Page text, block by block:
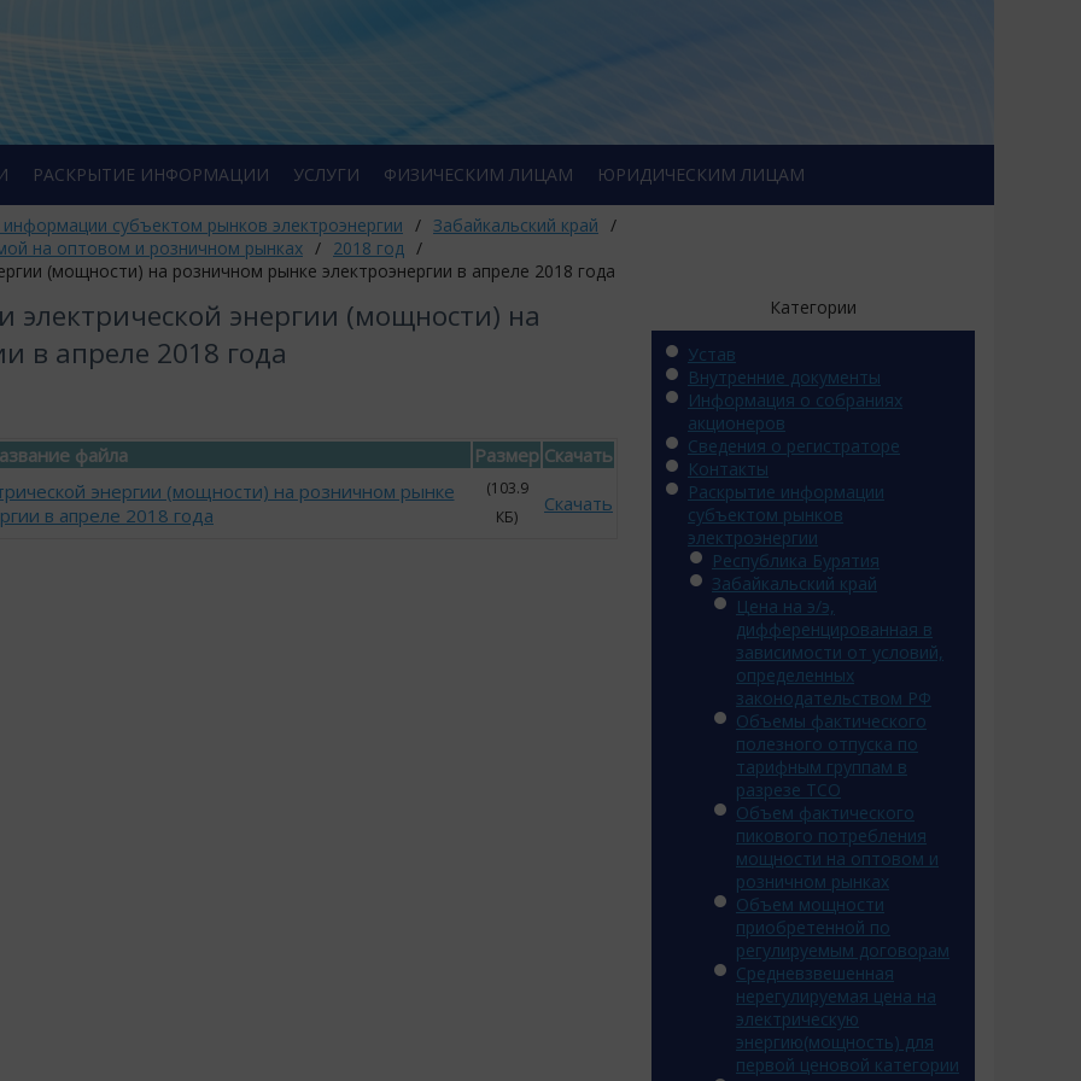
РАСКРЫТИЕ ИНФОРМАЦИИ УСЛУГИ ФИЗИЧЕСКИМ ЛИЦАМ ЮРИДИЧЕСКИМ ЛИЦАМ
информации субъектом рынков электроэнергии / Забайкальский край /
на оптовом и розничном рынках / 2018 год /
(мощности) на розничном рынке электроэнергии в апреле 2018 года
энергии (мощности) на
в апреле 2018 года
файла Размер Скачать
энергии (мощности) на розничном рынке
в апреле 2018 года
(103.9
КБ)
Скачать
Категории
Устав
Внутренние документы
Информация о собраниях
акционеров
Сведения о регистраторе
Контакты
Раскрытие информации
субъектом рынков
электроэнергии
Республика Бурятия
Забайкальский край
Цена на э/э,
дифференцированная в
зависимости от условий,
определенных
законодательством РФ
Объемы фактического
полезного отпуска по
тарифным группам в
разрезе ТСО
Объем фактического
пикового потребления
мощности на оптовом и
розничном рынках
Объем мощности
приобретенной по
регулируемым договорам
Средневзвешенная
нерегулируемая цена на
электрическую
энергию(мощность) для
первой ценовой категории